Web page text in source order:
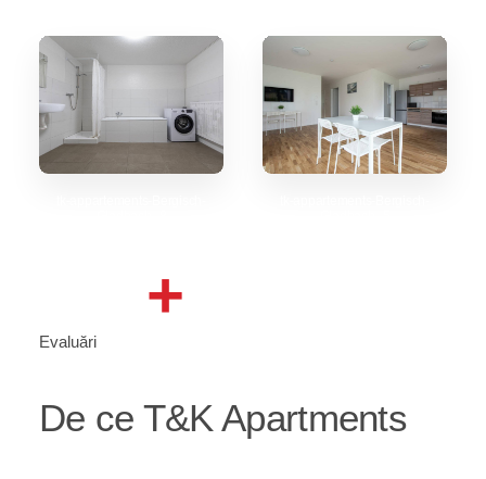
+
Evaluări
De ce T&K Apartments